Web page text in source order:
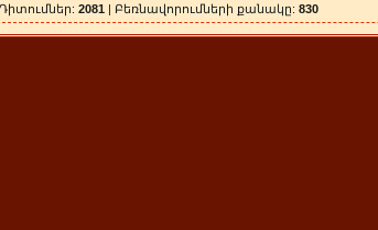
Դիտումներ: 2081 | Բեռնավորումների քանակը: 830